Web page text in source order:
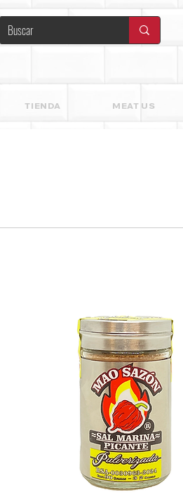
TIENDA MEAT US